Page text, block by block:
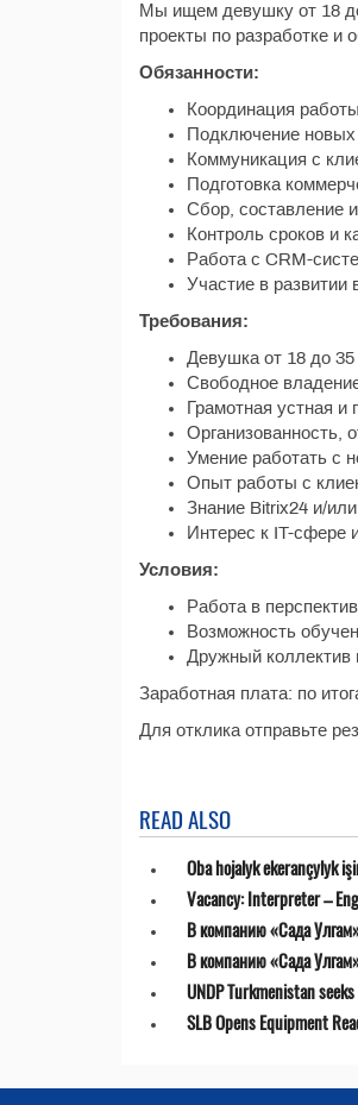
Мы ищем девушку от 18
проекты по разработке и
Обязанности:
Координация
Подключение новых
Коммуникация с
Подготовка
Сбор, составление
Контроль сроков и
Работа с CRM-
Участие в развитии
Требования:
Девушка от 18 до 35
Свободное
Грамотная устная и
Организованность,
Умение работать с
Опыт работы с
Знание Bitrix24 и/
Интерес к IT-сфере
Условия:
Работа в
Возможность
Дружный коллектив
Заработная плата: по
Для отклика отправьте
READ ALSO
Oba hojalyk ekerançylyk
Vacancy: Interpreter –
В компанию «Сада
В компанию «Сада
UNDP Turkmenistan
SLB Opens Equipment